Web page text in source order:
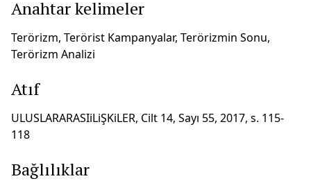
Anahtar kelimeler
Terörizm, Terörist Kampanyalar, Terörizmin Sonu,
Terörizm Analizi
Atıf
ULUSLARARASIiLiŞKiLER, Cilt 14, Sayı 55, 2017, s. 115-
118
Bağlılıklar